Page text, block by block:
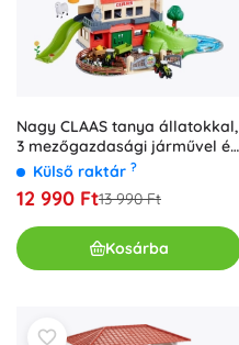
Nagy CLAAS tanya állatokkal,
3 mezőgazdasági járművel és
kiegészítőkkel
Külső raktár ?
12 990 Ft13 990 Ft
Kosárba